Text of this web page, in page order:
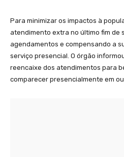
Para minimizar os impactos à
atendimento extra no último fim de
agendamentos e compensando a
serviço presencial. O órgão
reencaixe dos atendimentos para
comparecer presencialmente em